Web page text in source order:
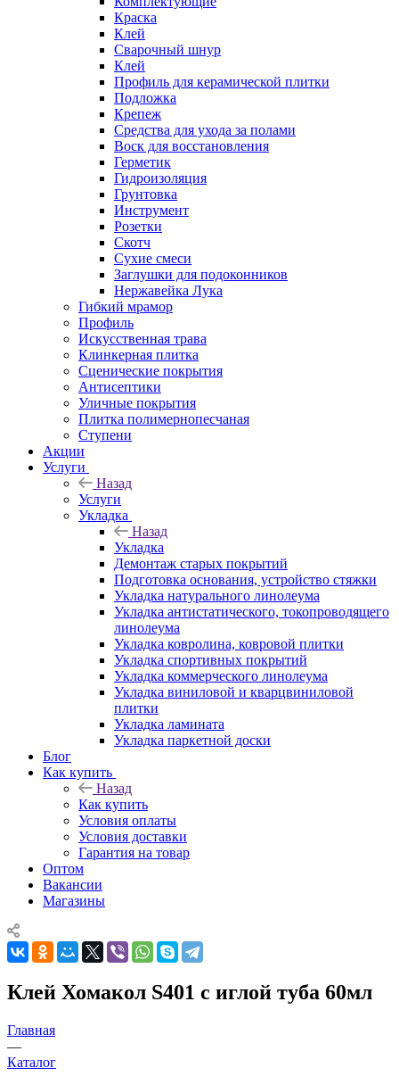
Краска
Клей
Сварочный шнур
Клей
Профиль для керамической плитки
Подложка
Крепеж
Средства для ухода за полами
Воск для восстановления
Герметик
Гидроизоляция
Грунтовка
Инструмент
Розетки
Скотч
Сухие смеси
Заглушки для подоконников
Нержавейка Лука
Гибкий мрамор
Профиль
Искусственная трава
Клинкерная плитка
Сценические покрытия
Антисептики
Уличные покрытия
Плитка полимернопесчаная
Ступени
Акции
Услуги
Назад
Услуги
Укладка
Назад
Укладка
Демонтаж старых покрытий
Подготовка основания, устройство стяжки
Укладка натурального линолеума
Укладка антистатического, токопроводящего
линолеума
Укладка ковролина, ковровой плитки
Укладка спортивных покрытий
Укладка коммерческого линолеума
Укладка виниловой и кварцвиниловой
плитки
Укладка ламината
Укладка паркетной доски
Блог
Как купить
Назад
Как купить
Условия оплаты
Условия доставки
Гарантия на товар
Оптом
Вакансии
Магазины
Клей Хомакол S401 с иглой туба 60мл
Главная
—
Каталог